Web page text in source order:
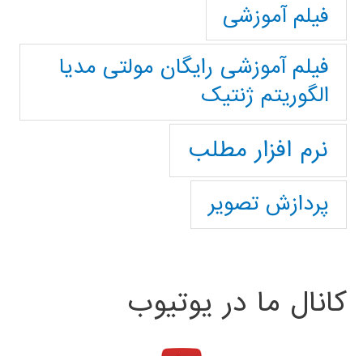
فیلم آموزشی
فیلم آموزشی رایگان مولتی مدیا
الگوریتم ژنتیک
نرم افزار مطلب
پردازش تصویر
کانال ما در یوتیوب